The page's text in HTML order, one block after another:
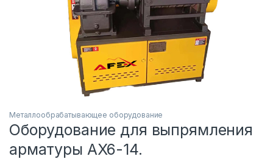
Металлообрабатывающее оборудование
Оборудование для выпрямления
арматуры AX6-14.